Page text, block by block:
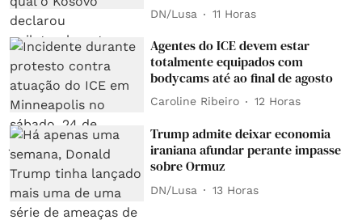
DN/Lusa 11 Horas
Agentes do ICE devem estar
totalmente equipados com
bodycams até ao final de agosto
Caroline Ribeiro 12 Horas
Trump admite deixar economia
iraniana afundar perante impasse
sobre Ormuz
DN/Lusa 13 Horas